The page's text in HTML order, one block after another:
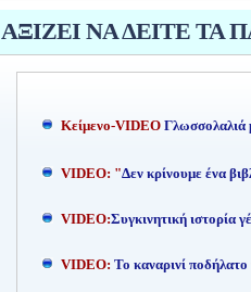
ΑΞΙΖΕΙ ΝΑ ΔΕΙΤΕ ΤΑ
Kείμενο-VIDEO Γλωσσολαλιά
VIDEO: "Δεν κρίνουμε ένα
VIDEO:Συγκινητική ιστορία
VIDEO: Το καναρινί ποδήλατο